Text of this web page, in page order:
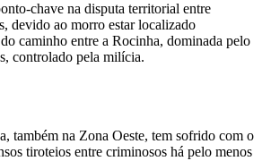
chave na disputa territorial entre
devido ao morro estar localizado
caminho entre a Rocinha, dominada pelo
controlado pela milícia.
também na Zona Oeste, tem sofrido com o
tiroteios entre criminosos há pelo menos